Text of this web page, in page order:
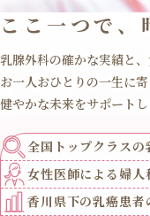
ここ一つで、
乳腺外科の確かな実績と
お一人おひとりの一生に寄
健やかな未来をサポートし
全国トップクラスの
女性医師による 婦人
香川県下の乳癌患者